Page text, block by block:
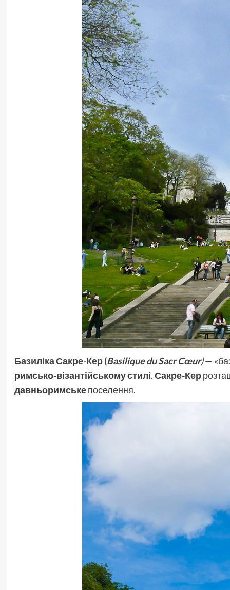
Базиліка Сакре-Кер(Basilique du Sacr Cœur)—
римсько-візантійському стилі.Сакре-Кер
давньоримськепоселення.